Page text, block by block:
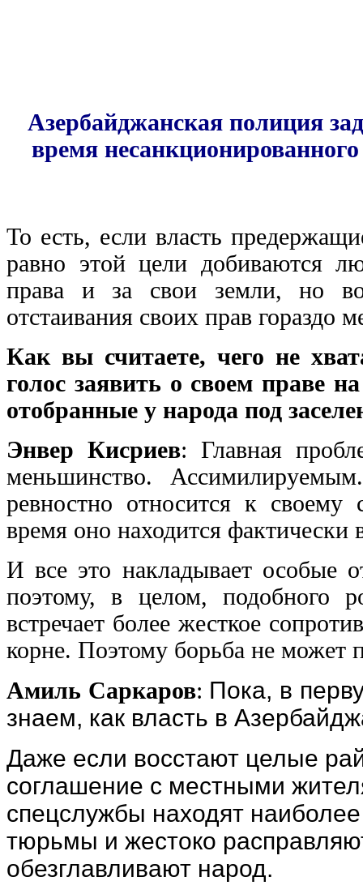
Азербайджанская полиция
время
То есть, если власть
равно этой цели добиваются
права и за свои земли, но
отстаивания своих прав гораздо
Как вы считаете, чего не
голос заявить о своем праве
отобранные у народа под
Энвер Кисриев: Главная
меньшинство.
ревностно относится к своему
время оно находится
И все это накладывает особые
поэтому, в целом, подобного
встречает более жесткое
корне. Поэтому борьба не может
Амиль Саркаров: Пока, в
знаем, как власть в
Даже если восстают целые
соглашение с местными
спецслужбы находят
тюрьмы и жестоко
обезглавливают народ.